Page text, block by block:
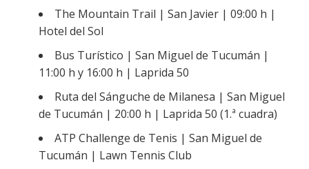
The Mountain Trail | San Javier | 09:00 h |
Hotel del Sol
Bus Turístico | San Miguel de Tucumán |
11:00 h y 16:00 h | Laprida 50
Ruta del Sánguche de Milanesa | San Miguel
de Tucumán | 20:00 h | Laprida 50 (1.ª cuadra)
ATP Challenge de Tenis | San Miguel de
Tucumán | Lawn Tennis Club